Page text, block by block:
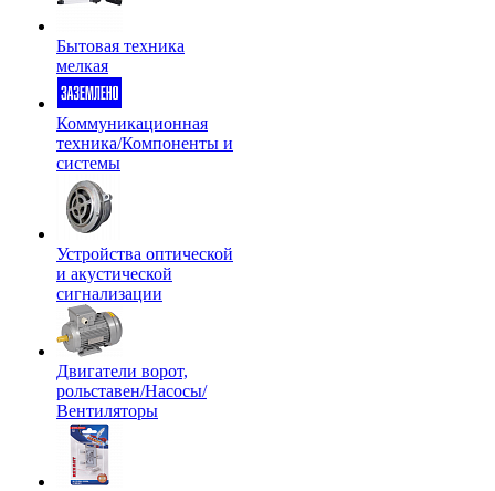
Бытовая техника
мелкая
Коммуникационная
техника/Компоненты и
системы
Устройства оптической
и акустической
сигнализации
Двигатели ворот,
рольставен/Насосы/
Вентиляторы